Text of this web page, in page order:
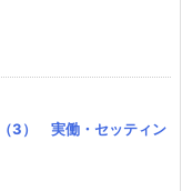
3） 実働・セッティン